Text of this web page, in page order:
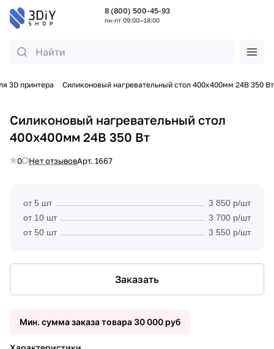
8 (800) 500-45-93
пн-пт 09:00—18:00
3D принтера Силиконовый нагревательный стол 400х400мм 24В 350 Вт
Силиконовый нагревательный стол
400х400мм 24В 350 Вт
0 Нет отзывовАрт. 1667
от 5 шт
3 850 р/шт
от 10 шт
3 700 р/шт
от 50 шт
3 550 р/шт
Заказать
Мин. сумма заказа товара 30 000 руб